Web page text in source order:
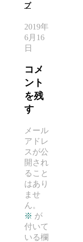
プ
2019年
6月16
日
コメ
ント
を残
す
メール
アドレ
スが公
開され
ること
はあり
ませ
ん。
※ が
付いて
いる欄